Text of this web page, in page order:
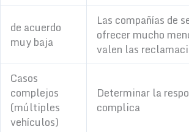
de acuerdo
muy baja
Las compañías de
ofrecer mucho
valen las
Casos
complejos
(múltiples
vehículos)
Determinar la
complica